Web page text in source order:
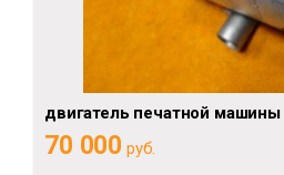
двигатель печатной
70 000 руб.